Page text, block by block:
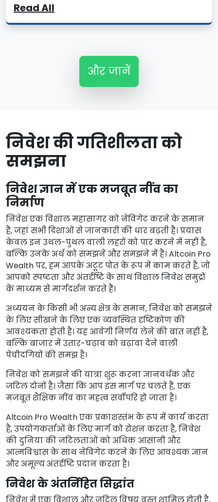
Read All
और जानें
निवेश की गतिशीलता को
समझना
निवेश ज्ञान में एक मजबूत नींव का
निर्माण
निवेश एक विशाल महासागर को नेविगेट करने के समान
है, जहां सभी दिशाओं से जानकारी की धार बढ़ती है। प्रयास
केवल इन उथल-पुथल वाली लहरों को पार करने में नहीं है,
बल्कि उनके अर्थ को समझने और समझने में है। Altcoin Pro
Wealth पर, हम आपके अटूट पोत के रूप में काम करते हैं, जो
आपको स्पष्टता और अंतर्दृष्टि के साथ विशाल निवेश समुद्रों
के माध्यम से मार्गदर्शन करते हैं।
अध्ययन के किसी भी अन्य क्षेत्र के समान, निवेश को समझने
के लिए सीखने के लिए एक व्यवस्थित दृष्टिकोण की
आवश्यकता होती है। यह आवेगी निर्णय लेने की बात नहीं है,
बल्कि बाजार में उतार-चढ़ाव को बढ़ावा देने वाली
पेचीदगियों की समझ है।
निवेश को समझने की यात्रा शुरू करना ज्ञानवर्धक और
जटिल दोनों है। जैसा कि आप इस मार्ग पर चलते हैं, एक
मजबूत शैक्षिक नींव का महत्व सर्वोपरि हो जाता है।
Altcoin Pro Wealth एक प्रकाशस्तंभ के रूप में कार्य करता
है, उपयोगकर्ताओं के लिए मार्ग को रोशन करता है, निवेश
की दुनिया की जटिलताओं को अधिक आसानी और
आत्मविश्वास के साथ नेविगेट करने के लिए आवश्यक ज्ञान
और अमूल्य अंतर्दृष्टि प्रदान करता है।
निवेश के अंतर्निहित सिद्धांत
निवेश में एक विशाल और जटिल विषय वस्तु शामिल होती है,